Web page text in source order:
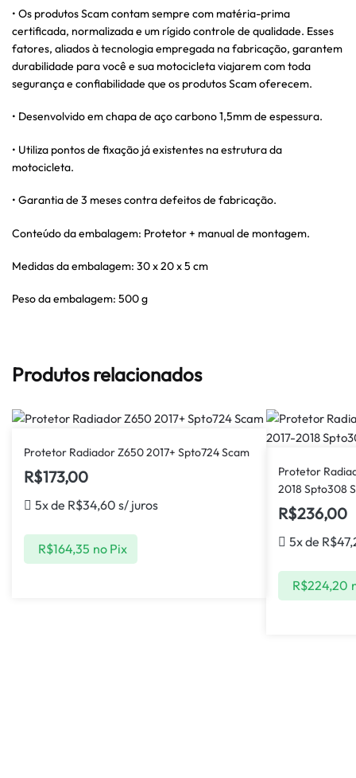
• Os produtos Scam contam sempre com matéria-prima
certificada, normalizada e um rígido controle de qualidade. Esses
fatores, aliados à tecnologia empregada na fabricação, garantem
durabilidade para você e sua motocicleta viajarem com toda
segurança e confiabilidade que os produtos Scam oferecem.
• Desenvolvido em chapa de aço carbono 1,5mm de espessura.
• Utiliza pontos de fixação já existentes na estrutura da
motocicleta.
• Garantia de 3 meses contra defeitos de fabricação.
Conteúdo da embalagem: Protetor + manual de montagem.
Medidas da embalagem: 30 x 20 x 5 cm
Peso da embalagem: 500 g
Produtos relacionados
Protetor Radiador Z650 2017+ Spto724 Scam
R$173,00
5x de R$34,60 s/ juros
R$164,35 no Pix
Protetor
2018 Spto308
R$236,00
5x de R$
R$224,20